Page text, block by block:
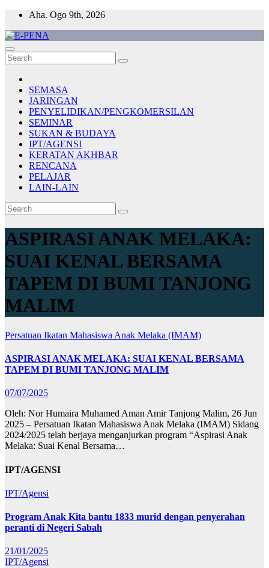
Skip
content
Aha. Ogo 9th, 2026
E-PENA
Berita Digital Terkini
SEMASA
JARINGAN
PENYELIDIKAN/PENGKOMERSILAN
SEMINAR
SUKAN & BUDAYA
IPT/AGENSI
KERATAN AKHBAR
RENCANA
PELAJAR
LAIN-LAIN
ASPIRASI ANAK MELAKA:
SUAI KENAL BERSAMA
TAPEM DI BUMI TANJONG
MALIM
Persatuan Ikatan Mahasiswa Anak Melaka (IMAM)
ASPIRASI ANAK MELAKA: SUAI KENAL BERSAMA
TAPEM DI BUMI TANJONG MALIM
07/07/2025
Oleh: Nor Humaira Muhamed Aman Amir Tanjong Malim, 26 Jun
2025 – Persatuan Ikatan Mahasiswa Anak Melaka (IMAM) Sidang
2024/2025 telah berjaya menganjurkan program “Aspirasi Anak
Melaka: Suai Kenal Bersama…
IPT/AGENSI
IPT/Agensi
Program Anak Kita bantu 1833 murid dengan penyerahan
peranti di Negeri Sabah
21/01/2025
IPT/Agensi